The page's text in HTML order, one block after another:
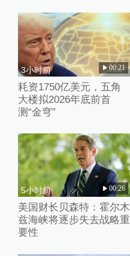
3小时前 00:21
耗资1750亿美元，五角
大楼拟2026年底前首
测“金穹”
5小时前 00:26
美国财长贝森特：霍尔木
兹海峡将逐步失去战略重
要性